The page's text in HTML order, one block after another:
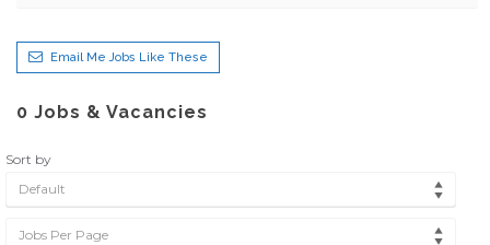
Email Me Jobs Like These
0 Jobs & Vacancies
Sort by
Default
Jobs Per Page